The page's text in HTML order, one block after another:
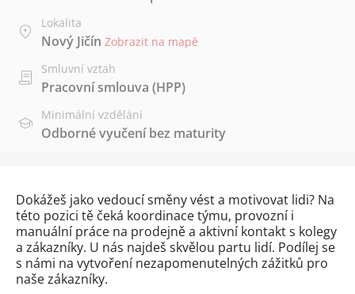
Lokalita
Nový Jičín Zobrazit na mapě
Smluvní vztah
Pracovní smlouva (HPP)
Minimální vzdělání
Odborné vyučení bez maturity
Dokážeš jako vedoucí směny vést a motivovat lidi? Na
této pozici tě čeká koordinace týmu, provozní i
manuální práce na prodejně a aktivní kontakt s kolegy
a zákazníky. U nás najdeš skvělou partu lidí. Podílej se
s námi na vytvoření nezapomenutelných zážitků pro
naše zákazníky.